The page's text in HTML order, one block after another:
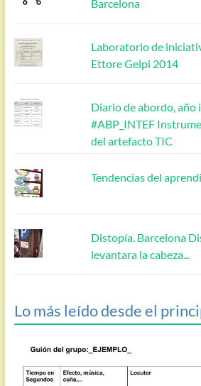
Barcelona
Laboratorio de
Ettore Gelpi 2014
Diario de abordo, año
#ABP_INTEF
del artefacto TIC
Tendencias del
Distopía. Barcelona
levantara la cabeza...
Lo más leído desde el